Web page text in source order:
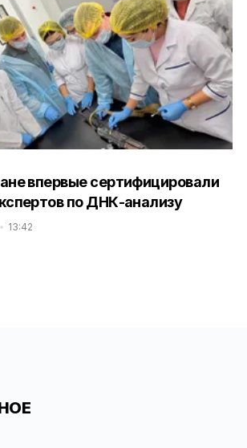
впервые сертифицировали
по ДНК-анализу
13:42